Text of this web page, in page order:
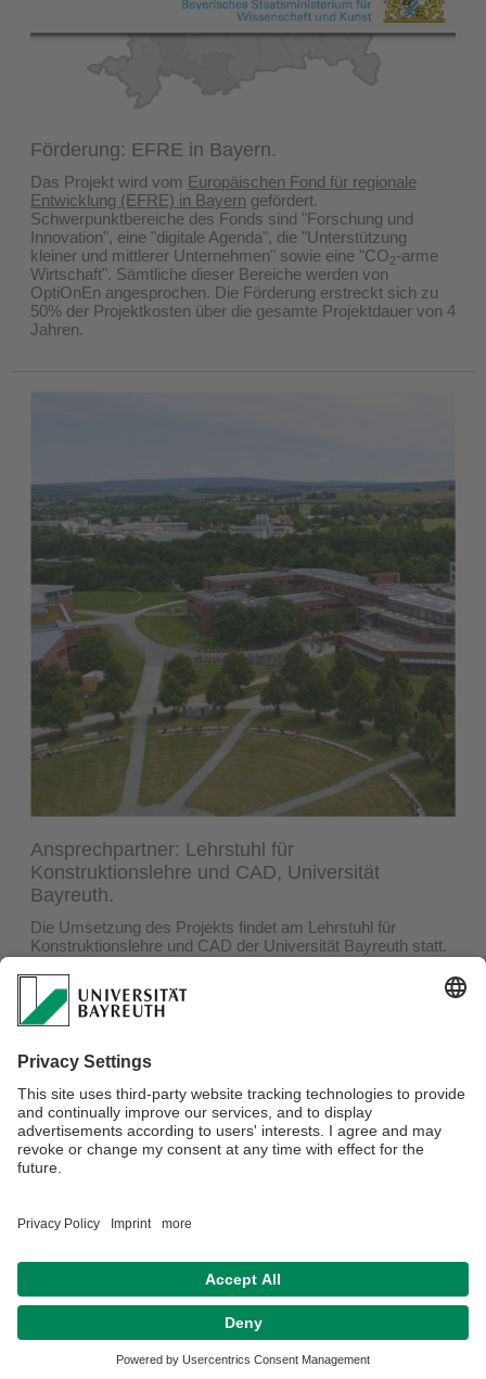
Förderung: EFRE in Bayern.
Das Projekt wird vom Europäischen Fond für regionale
Entwicklung (EFRE) in Bayern gefördert.
Schwerpunktbereiche des Fonds sind "Forschung und
Innovation", eine "digitale Agenda", die "Unterstützung
kleiner und mittlerer Unternehmen" sowie eine "CO2-arme
Wirtschaft". Sämtliche dieser Bereiche werden von
OptiOnEn angesprochen. Die Förderung erstreckt sich zu
50% der Projektkosten über die gesamte Projektdauer von 4
Jahren.
Ansprechpartner: Lehrstuhl für
Konstruktionslehre und CAD, Universität
Bayreuth.
Die Umsetzung des Projekts findet am Lehrstuhl für
Konstruktionslehre und CAD der Universität Bayreuth statt.
von vier Jahren. Falls Sie Interesse haben, dem
Forschungsvorhaben als Industriepartner beizutreten, oder
weitere Fragen haben, können Sie gerne Tobias
Projektinterner Bereich
Impressum Hausordnung
Barrierefreiheitserklärung